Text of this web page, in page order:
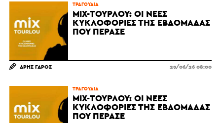
ΤΡΑΓΟΎΔΙΑ
MIX-ΤΟΥΡΛΟΎ: ΟΙ ΝΈΕΣ
ΚΥΚΛΟΦΟΡΊΕΣ ΤΗΣ ΕΒΔΟΜΆΔΑΣ
ΠΟΥ ΠΈΡΑΣΕ
ΆΡΗΣ ΓΆΡΟΣ 29/06/26 08:00
ΤΡΑΓΟΎΔΙΑ
MIX-ΤΟΥΡΛΟΎ: ΟΙ ΝΈΕΣ
ΚΥΚΛΟΦΟΡΊΕΣ ΤΗΣ ΕΒΔΟΜΆΔΑΣ
ΠΟΥ ΠΈΡΑΣΕ